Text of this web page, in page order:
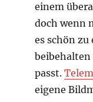
einem
doch wenn
es schön
beibehalten
passt.
eigene